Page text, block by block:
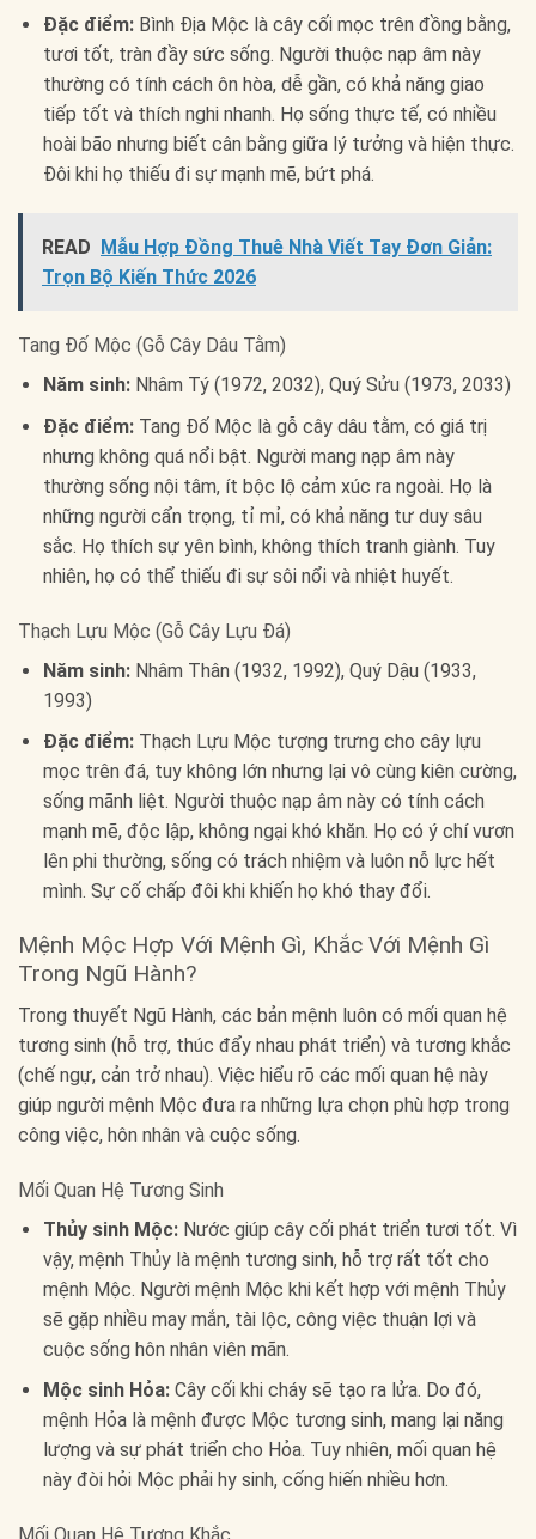
Đặc điểm:Bình Địa Mộc là cây cối mọc trên đồng bằng,
tươi tốt, tràn đầy sức sống. Người thuộc nạp âm này
thường có tính cách ôn hòa, dễ gần, có khả năng giao
tiếp tốt và thích nghi nhanh. Họ sống thực tế, có nhiều
hoài bão nhưng biết cân bằng giữa lý tưởng và hiện thực.
Đôi khi họ thiếu đi sự mạnh mẽ, bứt phá.
READ
Mẫu Hợp Đồng Thuê Nhà Viết Tay Đơn Giản:
Trọn Bộ Kiến Thức 2026
Tang Đố Mộc (Gỗ Cây Dâu Tằm)
Năm sinh:Nhâm Tý (1972, 2032), Quý Sửu (1973, 2033)
Đặc điểm:Tang Đố Mộc là gỗ cây dâu tằm, có giá trị
nhưng không quá nổi bật. Người mang nạp âm này
thường sống nội tâm, ít bộc lộ cảm xúc ra ngoài. Họ là
những người cẩn trọng, tỉ mỉ, có khả năng tư duy sâu
sắc. Họ thích sự yên bình, không thích tranh giành. Tuy
nhiên, họ có thể thiếu đi sự sôi nổi và nhiệt huyết.
Thạch Lựu Mộc (Gỗ Cây Lựu Đá)
Năm sinh:Nhâm Thân (1932, 1992), Quý Dậu (1933,
1993)
Đặc điểm:Thạch Lựu Mộc tượng trưng cho cây lựu
mọc trên đá, tuy không lớn nhưng lại vô cùng kiên cường,
sống mãnh liệt. Người thuộc nạp âm này có tính cách
mạnh mẽ, độc lập, không ngại khó khăn. Họ có ý chí vươn
lên phi thường, sống có trách nhiệm và luôn nỗ lực hết
mình. Sự cố chấp đôi khi khiến họ khó thay đổi.
Mệnh Mộc Hợp Với Mệnh Gì, Khắc Với Mệnh Gì
Trong Ngũ Hành?
Trong thuyết Ngũ Hành, các bản mệnh luôn có mối quan hệ
tương sinh (hỗ trợ, thúc đẩy nhau phát triển) và tương khắc
(chế ngự, cản trở nhau). Việc hiểu rõ các mối quan hệ này
giúp người mệnh Mộc đưa ra những lựa chọn phù hợp trong
công việc, hôn nhân và cuộc sống.
Mối Quan Hệ Tương Sinh
Thủy sinh Mộc:Nước giúp cây cối phát triển tươi tốt. Vì
vậy, mệnh Thủy là mệnh tương sinh, hỗ trợ rất tốt cho
mệnh Mộc. Người mệnh Mộc khi kết hợp với mệnh Thủy
sẽ gặp nhiều may mắn, tài lộc, công việc thuận lợi và
cuộc sống hôn nhân viên mãn.
Mộc sinh Hỏa:Cây cối khi cháy sẽ tạo ra lửa. Do đó,
mệnh Hỏa là mệnh được Mộc tương sinh, mang lại năng
lượng và sự phát triển cho Hỏa. Tuy nhiên, mối quan hệ
này đòi hỏi Mộc phải hy sinh, cống hiến nhiều hơn.